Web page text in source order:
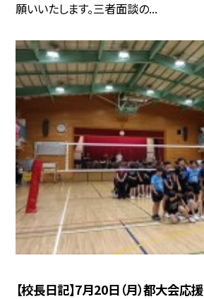
願いいたします。三者面談の...
【校長日記】7月20日（月）都大会応援